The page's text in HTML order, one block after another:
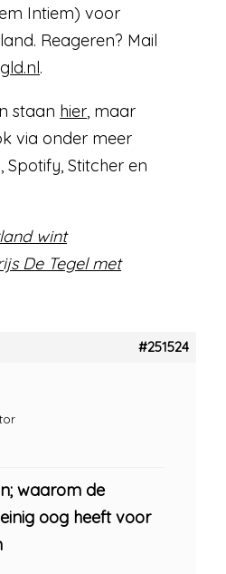
Intiem) voor
Reageren? Mail
.
staan hier, maar
via onder meer
Spotify, Stitcher en
wint
De Tegel met
#251524
waarom de
oog heeft voor